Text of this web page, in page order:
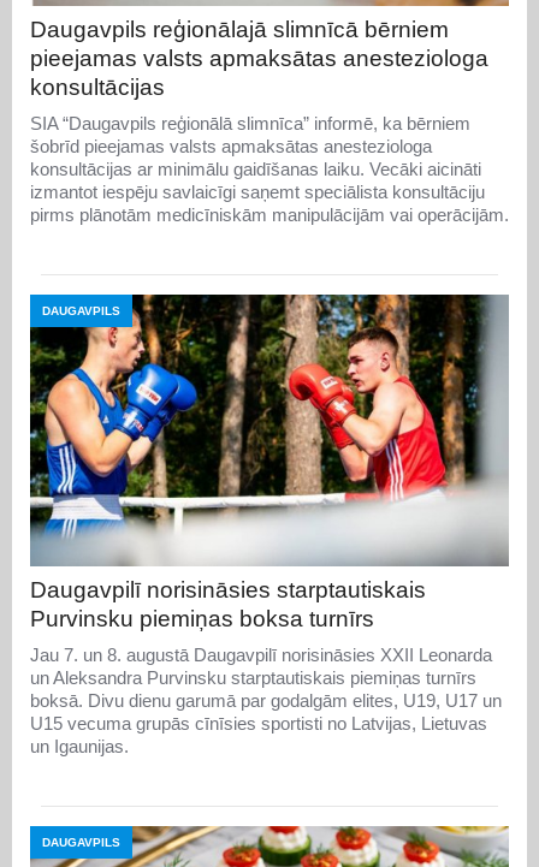
Daugavpils reģionālajā slimnīcā bērniem
pieejamas valsts apmaksātas anesteziologa
konsultācijas
SIA “Daugavpils reģionālā slimnīca” informē, ka bērniem
šobrīd pieejamas valsts apmaksātas anesteziologa
konsultācijas ar minimālu gaidīšanas laiku. Vecāki aicināti
izmantot iespēju savlaicīgi saņemt speciālista konsultāciju
pirms plānotām medicīniskām manipulācijām vai operācijām.
DAUGAVPILS
Daugavpilī norisināsies starptautiskais
Purvinsku piemiņas boksa turnīrs
Jau 7. un 8. augustā Daugavpilī norisināsies XXII Leonarda
un Aleksandra Purvinsku starptautiskais piemiņas turnīrs
boksā. Divu dienu garumā par godalgām elites, U19, U17 un
U15 vecuma grupās cīnīsies sportisti no Latvijas, Lietuvas
un Igaunijas.
DAUGAVPILS